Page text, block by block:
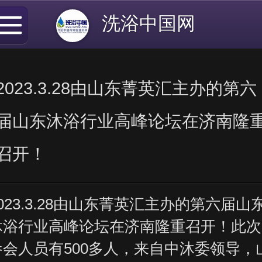
洗浴中国网
由山东菁英汇主办的第六
山东沐浴行业高峰论坛在济南隆
开！
由山东菁英汇主办的第六届山
行业高峰论坛在济南隆重召开！此次
人员有500多人，来自中沐委领导，